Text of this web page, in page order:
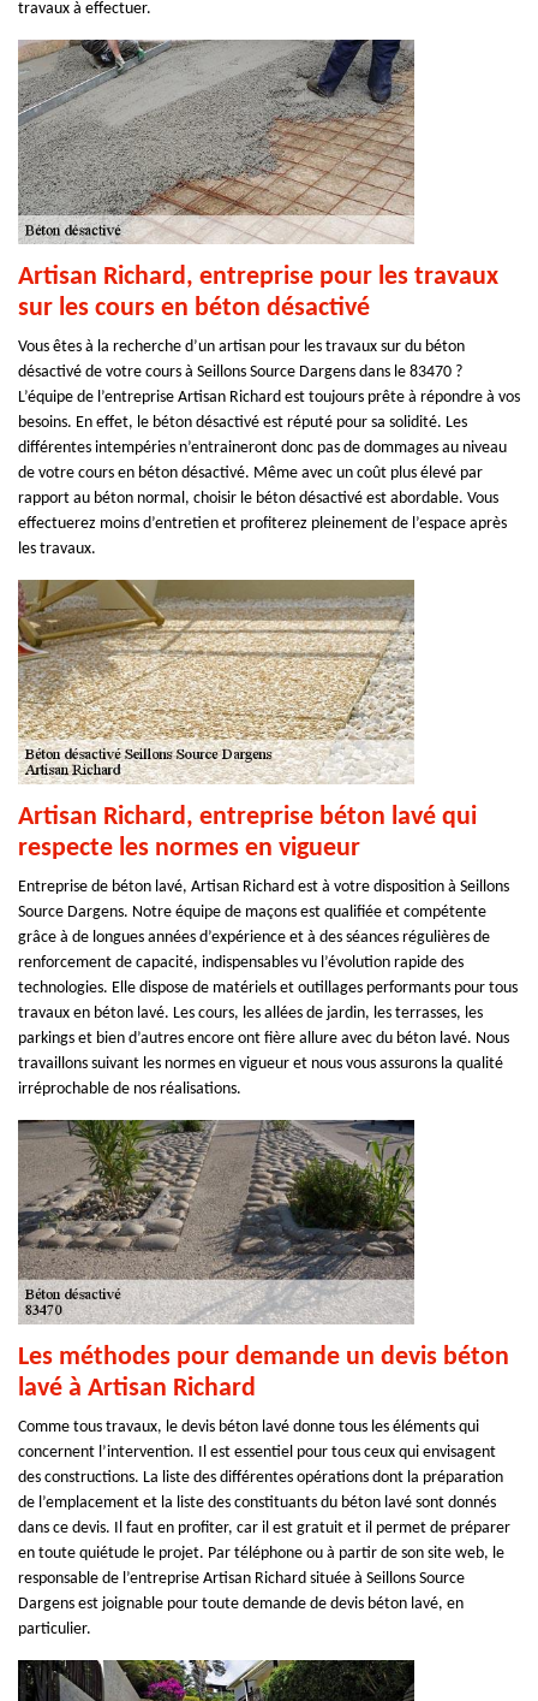
travaux à effectuer.
Artisan Richard, entreprise pour les travaux
sur les cours en béton désactivé
Vous êtes à la recherche d’un artisan pour les travaux sur du béton
désactivé de votre cours à Seillons Source Dargens dans le 83470 ?
L’équipe de l’entreprise Artisan Richard est toujours prête à répondre à vos
besoins. En effet, le béton désactivé est réputé pour sa solidité. Les
différentes intempéries n’entraineront donc pas de dommages au niveau
de votre cours en béton désactivé. Même avec un coût plus élevé par
rapport au béton normal, choisir le béton désactivé est abordable. Vous
effectuerez moins d’entretien et profiterez pleinement de l’espace après
les travaux.
Artisan Richard, entreprise béton lavé qui
respecte les normes en vigueur
Entreprise de béton lavé, Artisan Richard est à votre disposition à Seillons
Source Dargens. Notre équipe de maçons est qualifiée et compétente
grâce à de longues années d’expérience et à des séances régulières de
renforcement de capacité, indispensables vu l’évolution rapide des
technologies. Elle dispose de matériels et outillages performants pour tous
travaux en béton lavé. Les cours, les allées de jardin, les terrasses, les
parkings et bien d’autres encore ont fière allure avec du béton lavé. Nous
travaillons suivant les normes en vigueur et nous vous assurons la qualité
irréprochable de nos réalisations.
Les méthodes pour demande un devis béton
lavé à Artisan Richard
Comme tous travaux, le devis béton lavé donne tous les éléments qui
concernent l’intervention. Il est essentiel pour tous ceux qui envisagent
des constructions. La liste des différentes opérations dont la préparation
de l’emplacement et la liste des constituants du béton lavé sont donnés
dans ce devis. Il faut en profiter, car il est gratuit et il permet de préparer
en toute quiétude le projet. Par téléphone ou à partir de son site web, le
responsable de l’entreprise Artisan Richard située à Seillons Source
Dargens est joignable pour toute demande de devis béton lavé, en
particulier.